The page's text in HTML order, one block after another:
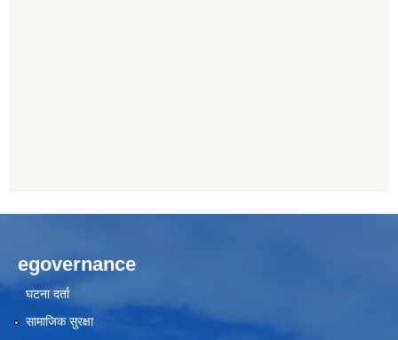
egovernance
घटना दर्ता
सामाजिक सुरक्षा